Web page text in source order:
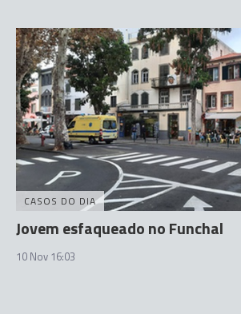
CASOS DO DIA
Jovem esfaqueado no Funchal
10 Nov 16:03